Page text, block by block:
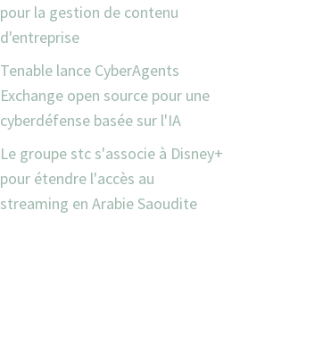
pour la gestion de contenu
d'entreprise
Tenable lance CyberAgents
Exchange open source pour une
cyberdéfense basée sur l'IA
Le groupe stc s'associe à Disney+
pour étendre l'accès au
streaming en Arabie Saoudite